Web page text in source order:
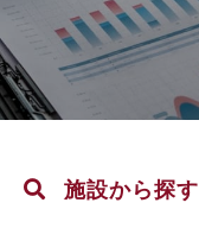
施設から探す